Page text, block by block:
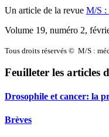
Un article de la revue M/S :
Volume 19, numéro 2,
Tous droits réservés © M/S :
Feuilleter les articles
Drosophile et cancer: la
Brèves